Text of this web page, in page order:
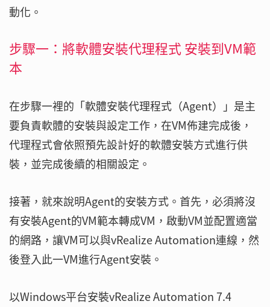
動化。
步驟一：將軟體安裝代理程式 安裝到VM範
本
在步驟一裡的「軟體安裝代理程式（Agent）」是主
要負責軟體的安裝與設定工作，在VM佈建完成後，
代理程式會依照預先設計好的軟體安裝方式進行供
裝，並完成後續的相關設定。
接著，就來說明Agent的安裝方式。首先，必須將沒
有安裝Agent的VM範本轉成VM，啟動VM並配置適當
的網路，讓VM可以與vRealize Automation連線，然
後登入此一VM進行Agent安裝。
以Windows平台安裝vRealize Automation 7.4